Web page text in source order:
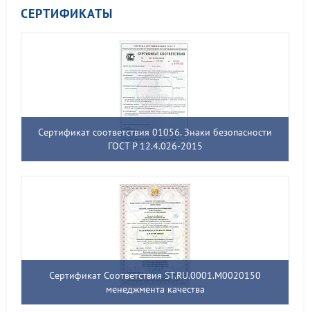
СЕРТИФИКАТЫ
Сертификат соответствия 01056. Знаки безопасности
ГОСТ Р 12.4.026-2015
Сертификат Соответствия ST.RU.0001.M0020150
менеджмента качества